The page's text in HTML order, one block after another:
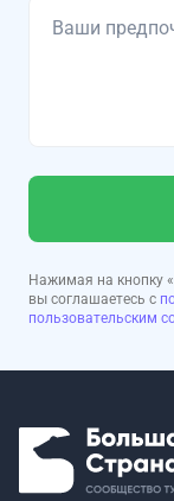
Нажимая на кнопку
вы соглашаетесь с
пользовательским